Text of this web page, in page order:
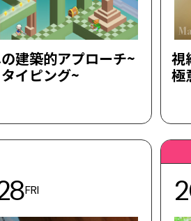
建築的アプローチ~
イピング~
視
極
FRI